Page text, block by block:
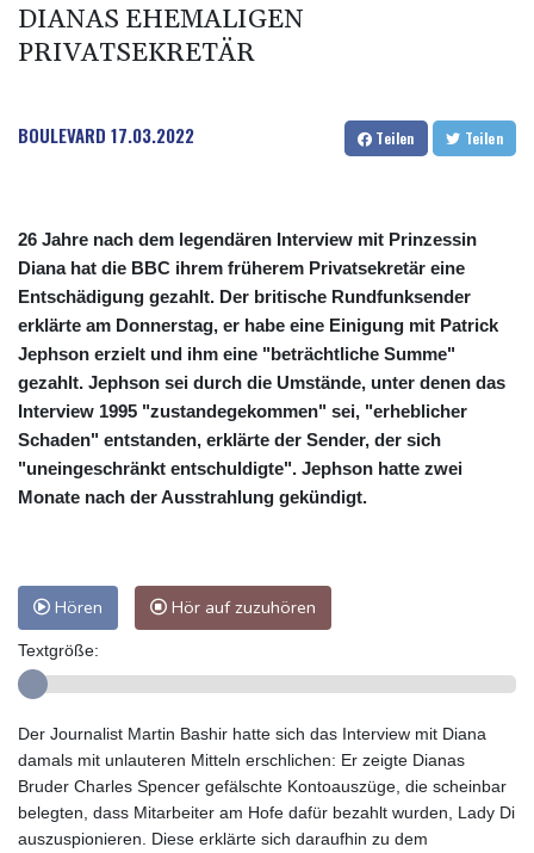
76-jähriger Landwirt in Nordrhein-Westfalen von Traktor
überrollt und getötet
DIANAS EHEMALIGEN
PRIVATSEKRETÄR
BOULEVARD 17.03.2022 Teilen Teilen
26 Jahre nach dem legendären Interview mit Prinzessin
Diana hat die BBC ihrem früherem Privatsekretär eine
Entschädigung gezahlt. Der britische Rundfunksender
erklärte am Donnerstag, er habe eine Einigung mit Patrick
Jephson erzielt und ihm eine "beträchtliche Summe"
gezahlt. Jephson sei durch die Umstände, unter denen das
Interview 1995 "zustandegekommen" sei, "erheblicher
Schaden" entstanden, erklärte der Sender, der sich
"uneingeschränkt entschuldigte". Jephson hatte zwei
Monate nach der Ausstrahlung gekündigt.
Hören Hör auf zuzuhören
Textgröße:
Der Journalist Martin Bashir hatte sich das Interview mit Diana
damals mit unlauteren Mitteln erschlichen: Er zeigte Dianas
Bruder Charles Spencer gefälschte Kontoauszüge, die scheinbar
belegten, dass Mitarbeiter am Hofe dafür bezahlt wurden, Lady Di
auszuspionieren. Diese erklärte sich daraufhin zu dem